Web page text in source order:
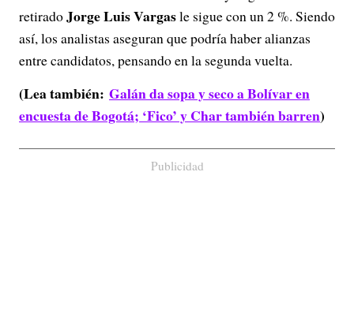
retiradoJorge Luis Vargasle sigue con un 2 %. Siendo
así, los analistas aseguran que podría haber alianzas
entre candidatos, pensando en la segunda vuelta.
(Lea también: Galán da sopa y seco a Bolívar en
encuesta de Bogotá; ‘Fico’ y Char también barren)
Publicidad